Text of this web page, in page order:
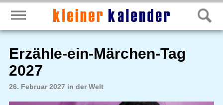
Erzähle-ein-Märchen-Tag
2027
26. Februar 2027 in der Welt